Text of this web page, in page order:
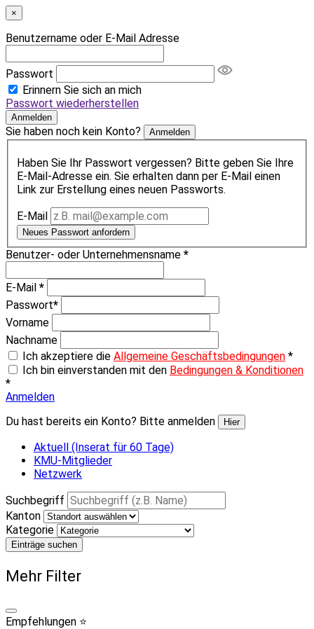
×
Benutzername oder E-Mail Adresse
Passwort
Erinnern Sie sich an mich
Passwort wiederherstellen
Anmelden
Sie haben noch kein Konto? Anmelden
Haben Sie Ihr Passwort vergessen? Bitte geben Sie Ihre
E-Mail-Adresse ein. Sie erhalten dann per E-Mail einen
Link zur Erstellung eines neuen Passworts.
E-Mail
Neues Passwort anfordern
Benutzer- oder Unternehmensname *
E-Mail *
Passwort*
Vorname
Nachname
Ich akzeptiere die Allgemeine Geschäftsbedingungen *
Ich bin einverstanden mit den Bedingungen & Konditionen
*
Anmelden
Du hast bereits ein Konto? Bitte anmelden
Hier
Aktuell (Inserat für 60 Tage)
KMU-Mitglieder
Netzwerk
Suchbegriff
Kanton
Kategorie
Einträge suchen
Mehr Filter
Empfehlungen ⭐